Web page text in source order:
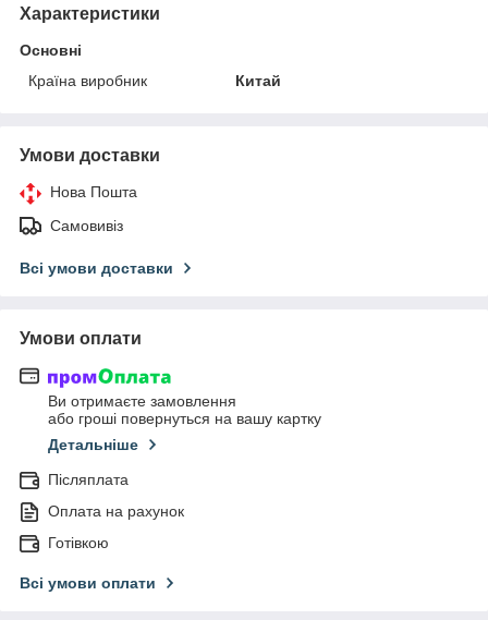
Характеристики
Основні
Країна виробник
Китай
Умови доставки
Нова Пошта
Самовивіз
Всі умови доставки
Умови оплати
Ви отримаєте замовлення
або гроші повернуться на вашу картку
Детальніше
Післяплата
Оплата на рахунок
Готівкою
Всі умови оплати